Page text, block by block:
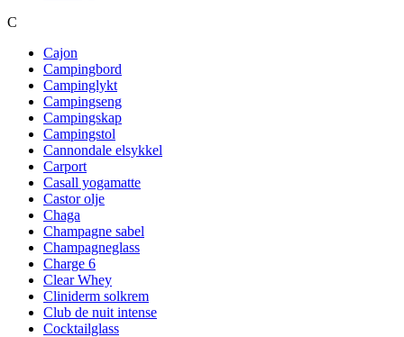
C
Cajon
Campingbord
Campinglykt
Campingseng
Campingskap
Campingstol
Cannondale elsykkel
Carport
Casall yogamatte
Castor olje
Chaga
Champagne sabel
Champagneglass
Charge 6
Clear Whey
Cliniderm solkrem
Club de nuit intense
Cocktailglass